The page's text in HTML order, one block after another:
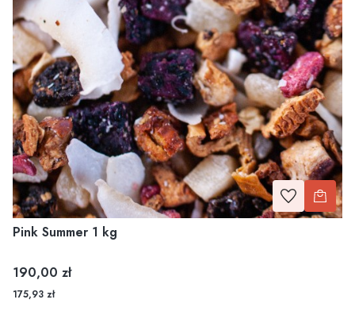
Pink Summer 1 kg
Cena
190,00 zł
175,93 zł